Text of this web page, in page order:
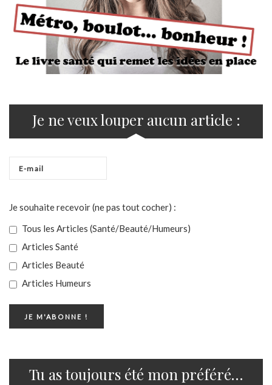
Je ne veux louper aucun article :
Je souhaite recevoir (ne pas tout cocher) :
Tous les Articles (Santé/Beauté/Humeurs)
Articles Santé
Articles Beauté
Articles Humeurs
Tu as toujours été mon préféré…